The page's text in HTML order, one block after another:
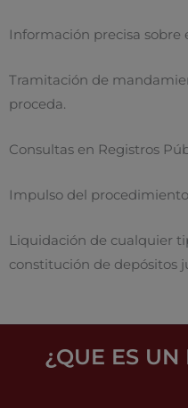
Información precisa sobre
Tramitación de
proceda.
Consultas en Registros
Impulso del
Liquidación de cualquier
constitución de depósitos
¿QUE ES